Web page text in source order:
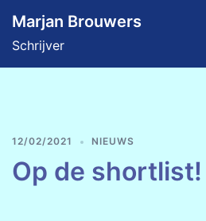
naar
de
inhoud
Marjan Brouwers
Schrijver
12/02/2021 NIEUWS
Op de shortlist!